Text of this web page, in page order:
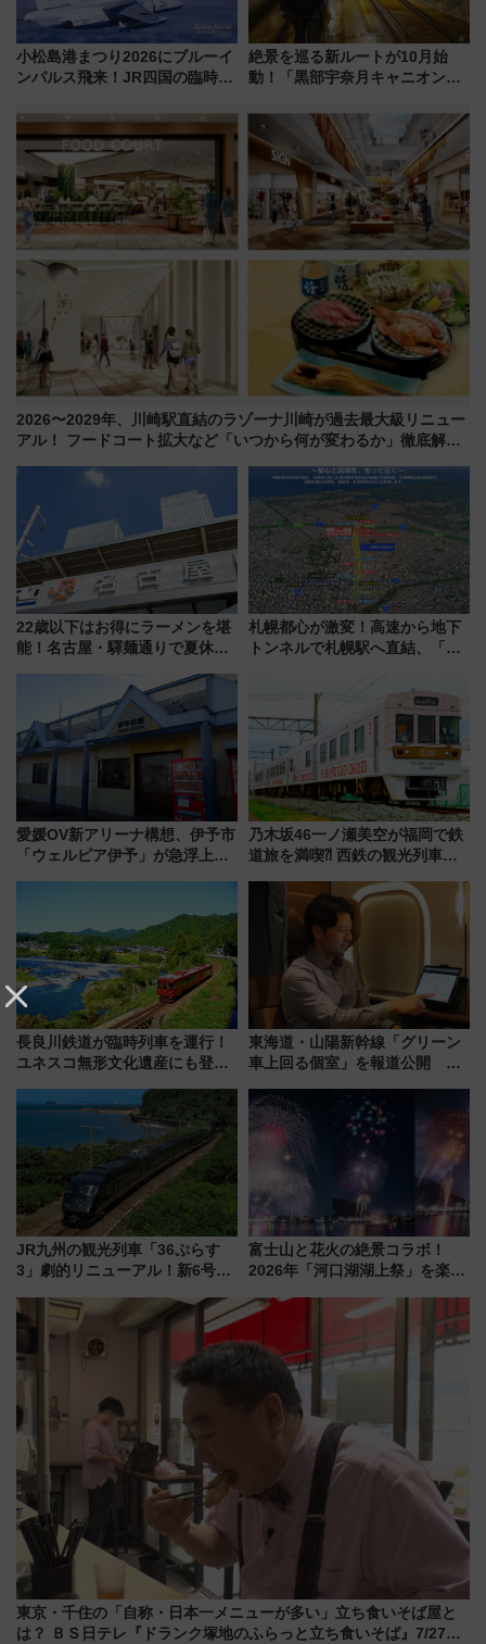
小松島港まつり2026にブルーイ
ンパルス飛来！JR四国の臨時ダ
絶景を巡る新ルートが10月始
動！「黒部宇奈月キャニオンル
ジ」がオープン
2026〜2029年、川崎駅直結のラゾーナ川崎が過去最大級リニュー
アル！ フードコート拡大など「いつから何が変わるか」徹底解
22歳以下はお得にラーメンを堪
能！名古屋・驛麺通りで夏休み
札幌都心が激変！高速から地下
トンネルで札幌駅へ直結、「創
から本格着工、延長4.8km整備
愛媛OV新アリーナ構想、伊予市
「ウェルピア伊予」が急浮上！
乃木坂46一ノ瀬美空が福岡で鉄
道旅を満喫⁈ 西鉄の観光列車
CHIKUGO」で巡る福岡･太宰
府･柳川の旅！YouTubeが公開
長良川鉄道が臨時列車を運行！
ユネスコ無形文化遺産にも登録
に 乗車には予約が必要
東海道・山陽新幹線「グリーン
車上回る個室」を報道公開 プ
JR九州の観光列車「36ぷらす
3」劇的リニューアル！新6号車
別 “プレミアムランチ”導入･ル
ートや価格など解説
富士山と花火の絶景コラボ！
2026年「河口湖湖上祭」を楽し
ススメ
東京・千住の「自称・日本一メニューが多い」立ち食いそば屋と
は？ ＢＳ日テレ『ドランク塚地のふらっと立ち食いそば』7/27夜